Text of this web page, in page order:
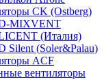
CK (Ostberg)
MIXVENT
(Италия)
Silent (Soler&Palau)
ACF
вентиляторы